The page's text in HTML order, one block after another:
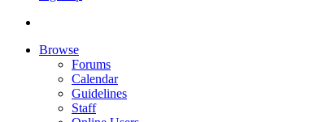
Browse
Forums
Calendar
Guidelines
Staff